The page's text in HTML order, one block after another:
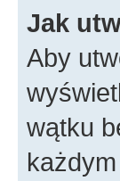
Jak
Aby
wątku